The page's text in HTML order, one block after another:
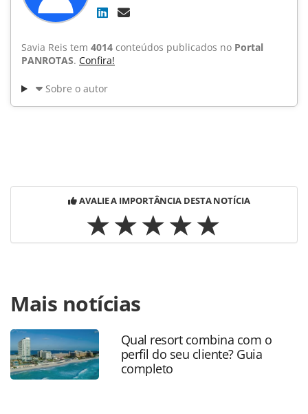
Savia Reis tem 4014 conteúdos publicados no Portal
PANROTAS. Confira!
Sobre o autor
AVALIE A IMPORTÂNCIA DESTA NOTÍCIA
https://www.panrotas.com.br/noticia-
turismo/operadoras/2012/07/nascimento-faz-evento-com-
foco-em-produtos-nacionais_79814.html ou as
ferramentas oferecidas na página. Todo o conteúdo
produzido pela PANROTAS Editora é protegido pela
legislação brasileira sobre direito autoral. Não reproduza o
Mais notícias
Qual resort combina com o
perfil do seu cliente? Guia
completo